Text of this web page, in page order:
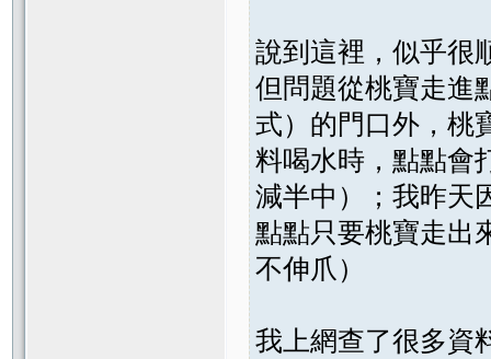
說到這裡，似乎很
但問題從桃寶走進
式）的門口外，桃
料喝水時，點點會
減半中）；我昨天
點點只要桃寶走出
不伸爪）
我上網查了很多資